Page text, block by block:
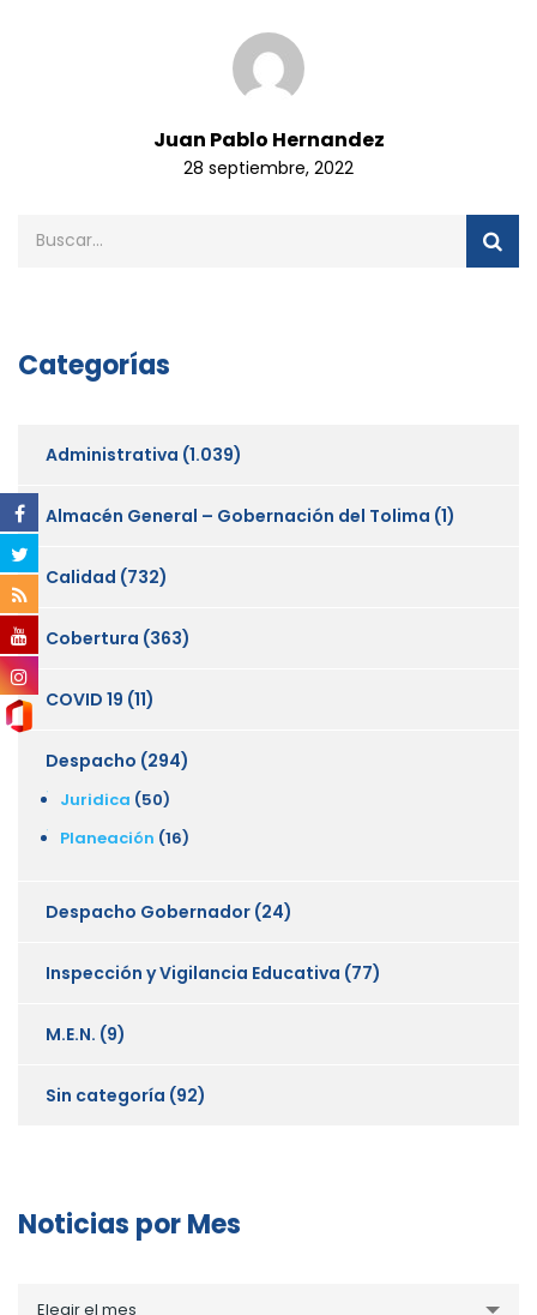
Juan Pablo Hernandez
28 septiembre, 2022
Categorías
Administrativa (1.039)
Almacén General – Gobernación del Tolima (1)
Calidad (732)
Cobertura (363)
COVID 19 (11)
Despacho (294)
Juridica (50)
Planeación (16)
Despacho Gobernador (24)
Inspección y Vigilancia Educativa (77)
M.E.N. (9)
Sin categoría (92)
Noticias por Mes
Elegir el mes